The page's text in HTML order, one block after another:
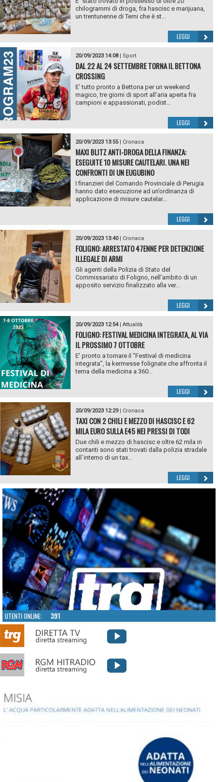
chilogrammi di droga, fra hascisc e marijuana,
un trentunenne di Terni che è st...
LEGGI
20/09/2023 14:08| Sport
DAL 22 AL 24 SETTEMBRE TORNA IL BETTONA
CROSSING
E’ tutto pronto a Bettona per un weekend
magico, tre giorni di sport all’aria aperta fra
campioni e appassionati, podist...
LEGGI
20/09/2023 13:55| Cronaca
MAXI BLITZ ANTI-DROGA DELLA FINANZA:
ESEGUITE 10 MISURE CAUTELARI. UNA NEI
CONFRONTI DI UN EUGUBINO
I finanzieri del Comando Provinciale di Perugia
hanno dato esecuzione ad un’ordinanza di
applicazione di misure cautelar...
LEGGI
20/09/2023 13:40| Cronaca
FOLIGNO: ARRESTATO 47ENNE PER DETENZIONE
ILLEGALE DI ARMI
Gli agenti della Polizia di Stato del
Commissariato di Foligno, nell’ambito di un
apposito servizio finalizzato alla ver...
LEGGI
20/09/2023 12:54| Attualità
FOLIGNO: FESTIVAL MEDICINA INTEGRATA, AL VIA
IL PROSSIMO 7 OTTOBRE
E’ pronto a tornare il “Festival di medicina
integrata”, la kermesse folignate che affronta il
tema della medicina a 360...
LEGGI
20/09/2023 12:29| Cronaca
TAXI CON 2 CHILI E MEZZO DI HASCISC E 62
MILA EURO SULLA E45 NEI PRESSI DI TODI
Due chili e mezzo di hascisc e oltre 62 mila in
contanti sono stati trovati dalla polizia stradale
all`interno di un tax...
LEGGI
UTENTI ONLINE: 391